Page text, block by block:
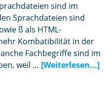
sind im
Sprachdateien sind
ß als HTML-
Kombatibilität in der
Fachbegriffe sind im
weil … [Weiterlesen...]